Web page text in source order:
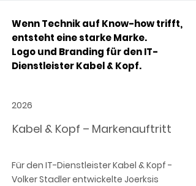
Wenn Technik auf Know-how trifft,
entsteht eine starke Marke.
Logo und Branding für den IT-
Dienstleister Kabel & Kopf.
2026
Kabel & Kopf – Markenauftritt
Für den IT-Dienstleister Kabel & Kopf -
Volker Stadler entwickelte Joerksis